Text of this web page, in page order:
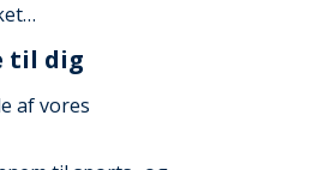
til dig
af vores